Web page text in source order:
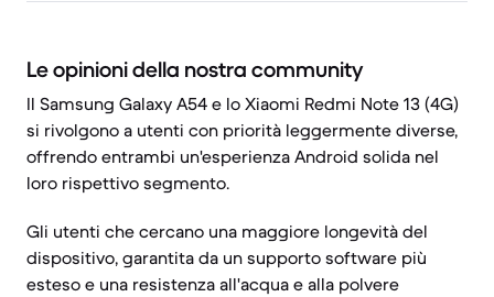
Le opinioni della nostra community
Il Samsung Galaxy A54 e lo Xiaomi Redmi Note 13 (4G)
si rivolgono a utenti con priorità leggermente diverse,
offrendo entrambi un'esperienza Android solida nel
loro rispettivo segmento.
Gli utenti che cercano una maggiore longevità del
dispositivo, garantita da un supporto software più
esteso e una resistenza all'acqua e alla polvere